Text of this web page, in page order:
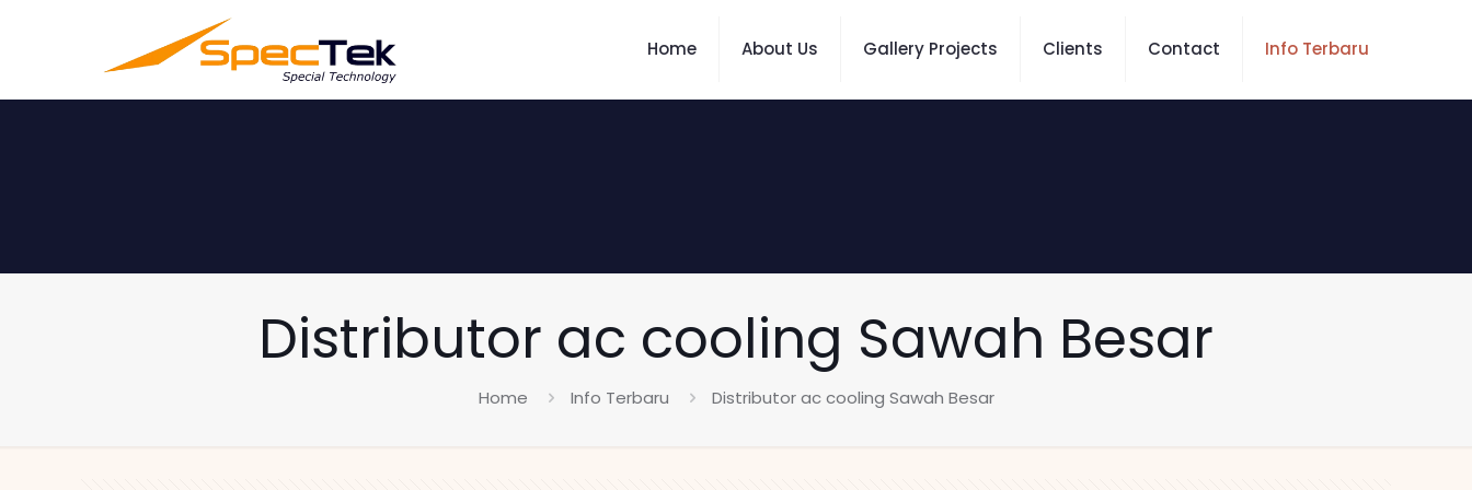
Home About Us Gallery Projects Clients Contact Info Terbaru
Distributor ac cooling Sawah Besar
Home Info Terbaru Distributor ac cooling Sawah Besar